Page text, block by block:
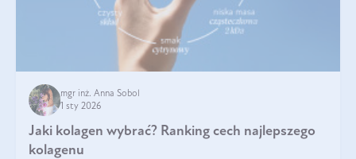
mgr inż. Anna Sobol
1 sty 2026
Jaki kolagen wybrać? Ranking cech najlepszego
kolagenu